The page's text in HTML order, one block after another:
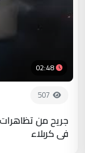
02:48
507
جريح من تظاهرات
في كربلاء